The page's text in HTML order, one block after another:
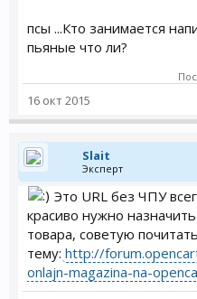
псы ...Кто занимается
пьяные что ли?
16 окт 2015
Slait
Эксперт
Это URL без ЧПУ
красиво нужно
товара, советую почитать
тему: http://
onlajn-magazina-na-